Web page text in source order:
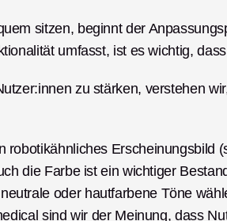
sitzen, beginnt der
umfasst, ist es wichtig,
zu stärken, verstehen
robotikähnliches Erscheinungsbild
die Farbe ist ein wichtiger
oder hautfarbene Töne
sind wir der Meinung, dass